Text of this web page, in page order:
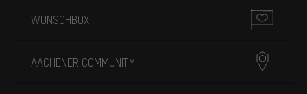
WUNSCHBOX
AACHENER COMMUNITY